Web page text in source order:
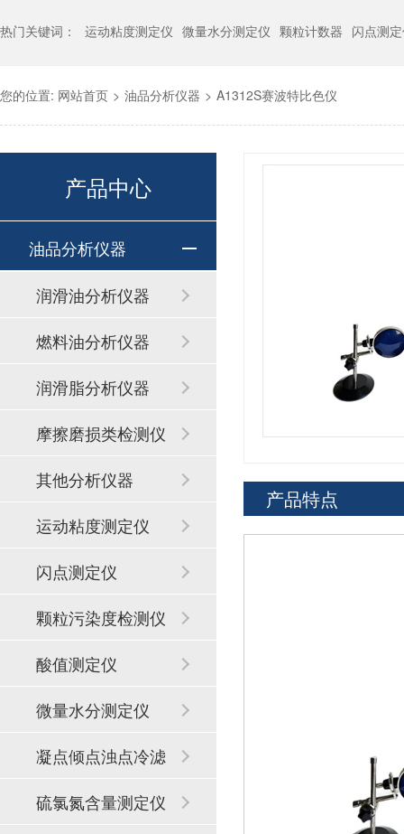
热门关键词： 运动粘度测定仪 微量水分测定仪 颗粒计数器 闪点测
您的位置: 网站首页 > 油品分析仪器 > A1312S赛波特比色仪
产品特点
产品中心
油品分析仪器
润滑油分析仪器
燃料油分析仪器
润滑脂分析仪器
摩擦磨损类检测仪
器
其他分析仪器
运动粘度测定仪
闪点测定仪
颗粒污染度检测仪
酸值测定仪
微量水分测定仪
凝点倾点浊点冷滤
点
硫氯氮含量测定仪